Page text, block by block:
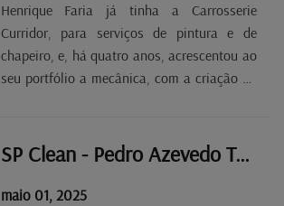
Henrique Faria já tinha a Carrosserie
Curridor, para serviços de pintura e de
chapeiro, e, há quatro anos, acrescentou ao
seu portfólio a mecânica, com a criação da
negócio parece não ter ficado por aqui e na
SP Clean - Pedro Azevedo Tp. 2 Ep. 66
maio 01, 2025